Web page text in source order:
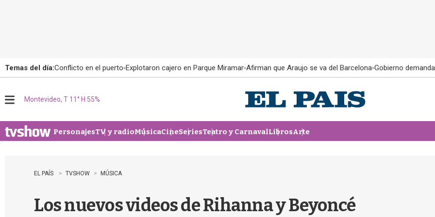
Temas del día:Conflicto en el puerto Explotaron cajero en Parque Miramar Afirman que Araujo se va del Barcelona Gobierno
u
Montevideo, T 11° H 55%
PersonajesTV y radioMúsicaCineSeriesTeatro y CarnavalLibrosArte
EL PAÍS TVSHOW MÚSICA
Los nuevos videos de Rihanna y Beyoncé